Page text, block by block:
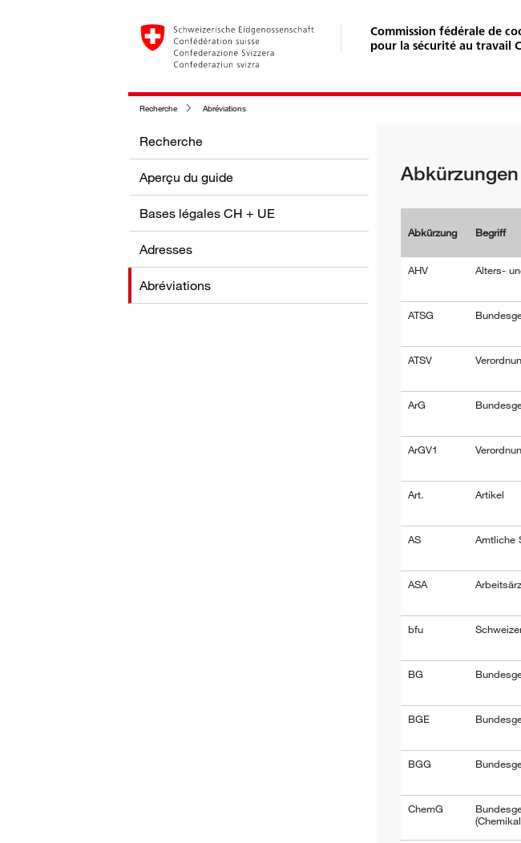
Commission fédérale de
pour la sécurité au travail
Recherche Abréviations
Recherche
Aperçu du guide
Bases légales CH + UE
Adresses
Abréviations
Abkürzungen
Abkürzung Begriff
AHV Alters-
ATSG
ATSV
ArG
ArGV1
Art. Artikel
AS Amtliche
ASA
bfu
BG
BGE
BGG
ChemG